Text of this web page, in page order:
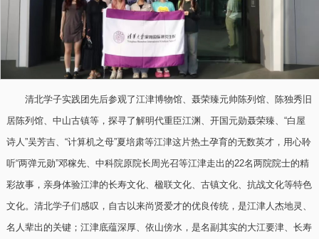
清北学子实践团先后参观了江津博物馆、聂荣臻元帅陈列馆、陈独秀旧
居陈列馆、中山古镇等，探寻了解明代重臣江渊、开国元勋聂荣臻、“白屋
诗人”吴芳吉、“计算机之母”夏培肃等江津这片热土孕育的无数英才，用心聆
听“两弹元勋”邓稼先、中科院原院长周光召等江津走出的22名两院院士的精
彩故事，亲身体验江津的长寿文化、楹联文化、古镇文化、抗战文化等特色
文化。清北学子们感叹，自古以来尚贤爱才的优良传统，是江津人杰地灵、
名人辈出的关键；江津底蕴深厚、依山傍水，是名副其实的大江要津、长寿